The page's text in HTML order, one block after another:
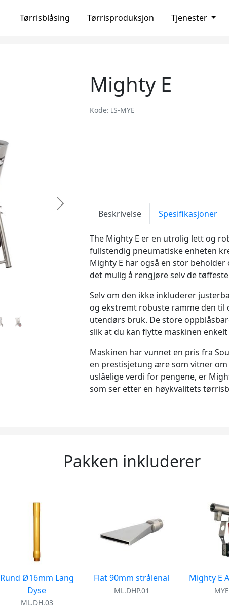
Tørrisblåsing Tørrisproduksjon Tjenester
Next
Mighty E
Kode: IS-MYE
Beskrivelse Spesifikasjoner
The Mighty E er en utrolig lett og
fullstendig pneumatiske enheten
Mighty E har også en stor
det mulig å rengjøre selv de
Selv om den ikke inkluderer
og ekstremt robuste ramme den
utendørs bruk. De store
slik at du kan flytte maskinen
Maskinen har vunnet en pris fra
en prestisjetung ære som vitner
uslåelige verdi for pengene, er
som ser etter en høykvalitets
Pakken inkluderer
Rund Ø16mm Lang
Dyse
ML.DH.03
Flat 90mm strålenal
ML.DHP.01
Mighty E